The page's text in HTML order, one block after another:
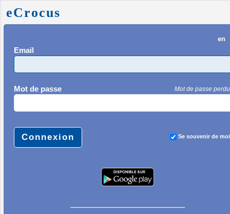
eCrocus
en
Email
Mot de passe perdu
Mot de passe
Se souvenir de moi